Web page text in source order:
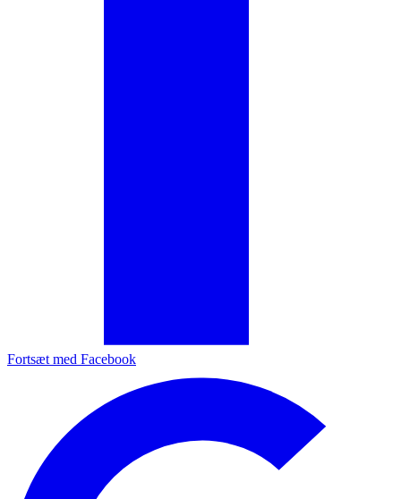
Fortsæt med Facebook